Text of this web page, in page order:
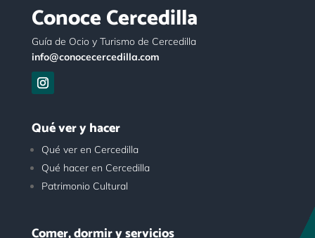
Conoce Cercedilla
Guía de Ocio y Turismo de Cercedilla
info@conocecercedilla.com
Qué ver y hacer
Qué ver en Cercedilla
Qué hacer en Cercedilla
Patrimonio Cultural
Comer, dormir y servicios